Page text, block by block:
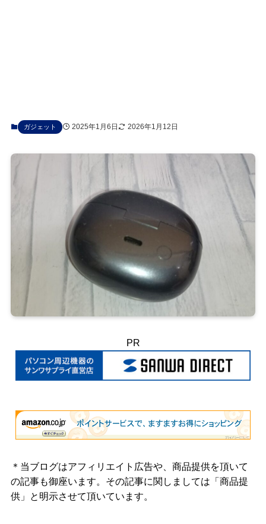
ガジェット 2025年1月6日 2026年1月12日
PR
＊当ブログはアフィリエイト広告や、商品提供を頂いて
の記事も御座います。その記事に関しましては「商品提
供」と明示させて頂いています。